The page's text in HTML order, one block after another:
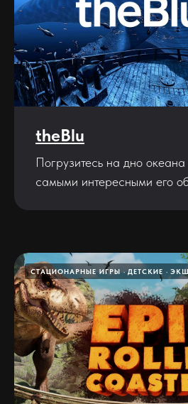
theBlu
Погрузитесь на дно
самыми интересными его
СТАЦИОНАРНЫЕ ИГРЫ ДЕТСКИЕ